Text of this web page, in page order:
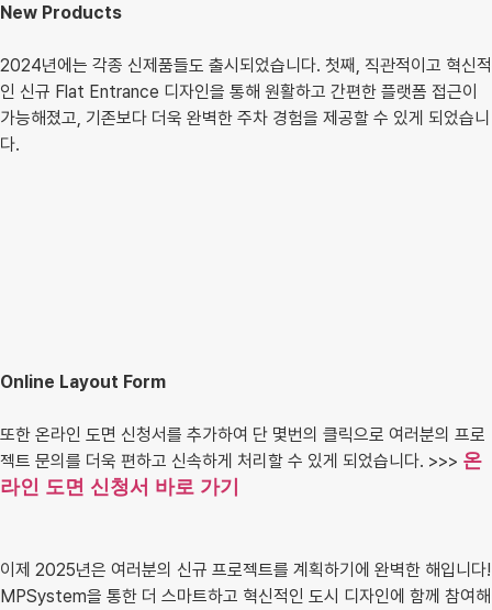
New Products
2024년에는 각종 신제품들도 출시되었습니다. 첫째, 직관적이고 혁신적
인 신규 Flat Entrance 디자인을 통해 원활하고 간편한 플랫폼 접근이
가능해졌고, 기존보다 더욱 완벽한 주차 경험을 제공할 수 있게 되었습니
다.
Online Layout Form
또한 온라인 도면 신청서를 추가하여 단 몇번의 클릭으로 여러분의 프로
젝트 문의를 더욱 편하고 신속하게 처리할 수 있게 되었습니다. >>> 온
라인 도면 신청서 바로 가기
이제 2025년은 여러분의 신규 프로젝트를 계획하기에 완벽한 해입니다!
MPSystem을 통한 더 스마트하고 혁신적인 도시 디자인에 함께 참여해